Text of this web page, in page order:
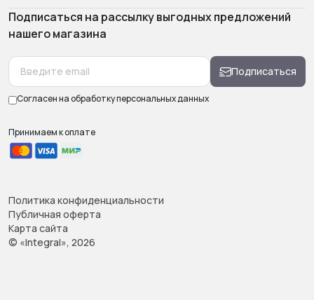
Подписаться на рассылку выгодных предложений
нашего магазина
Подписаться
Согласен на обработкуперсональных данных
Принимаем к оплате
Политика конфиденциальности
Публичная оферта
Карта сайта
© «Integral», 2026